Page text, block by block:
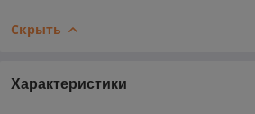
Скрыть
Характеристики